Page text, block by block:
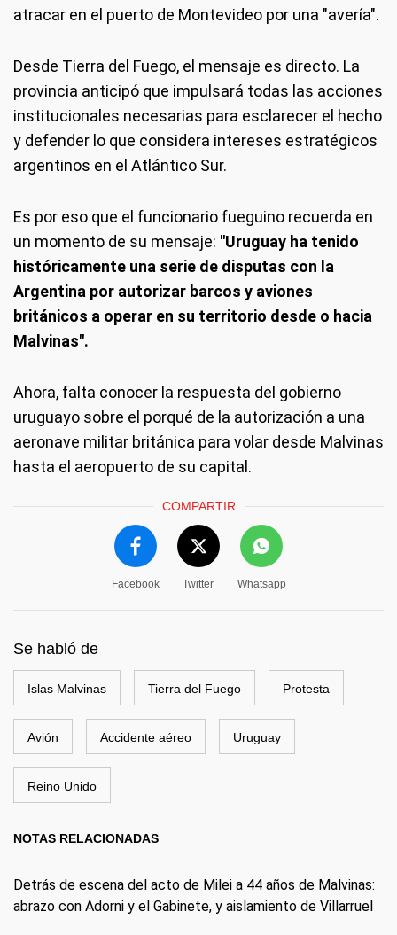
atracar en el puerto de Montevideo por una "avería".
Desde Tierra del Fuego, el mensaje es directo. La
provincia anticipó que impulsará todas las acciones
institucionales necesarias para esclarecer el hecho
y defender lo que considera intereses estratégicos
argentinos en el Atlántico Sur.
Es por eso que el funcionario fueguino recuerda en
un momento de su mensaje: "Uruguay ha tenido
históricamente una serie de disputas con la
Argentina por autorizar barcos y aviones
británicos a operar en su territorio desde o hacia
Malvinas".
Ahora, falta conocer la respuesta del gobierno
uruguayo sobre el porqué de la autorización a una
aeronave militar británica para volar desde Malvinas
hasta el aeropuerto de su capital.
COMPARTIR
Facebook Twitter Whatsapp
Se habló de
Islas Malvinas Tierra del Fuego Protesta
Avión Accidente aéreo Uruguay
Reino Unido
NOTAS RELACIONADAS
Detrás de escena del acto de Milei a 44 años de Malvinas:
abrazo con Adorni y el Gabinete, y aislamiento de Villarruel